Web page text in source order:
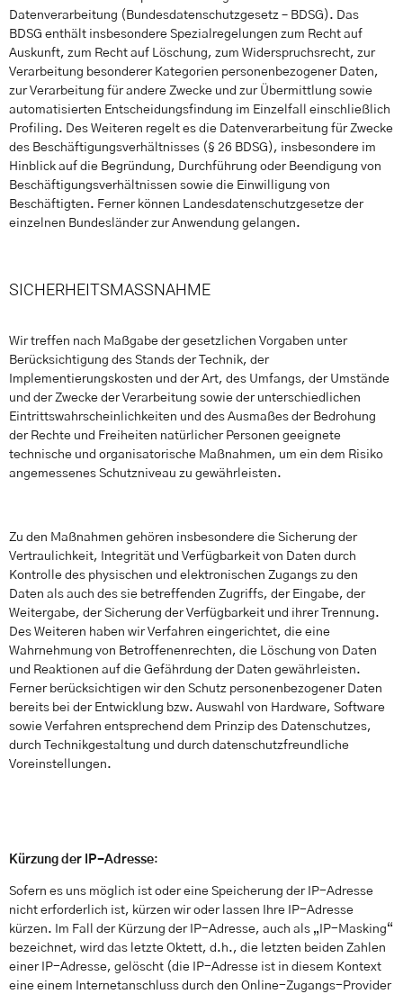
Datenverarbeitung (Bundesdatenschutzgesetz – BDSG). Das
BDSG enthält insbesondere Spezialregelungen zum Recht auf
Auskunft, zum Recht auf Löschung, zum Widerspruchsrecht, zur
Verarbeitung besonderer Kategorien personenbezogener Daten,
zur Verarbeitung für andere Zwecke und zur Übermittlung sowie
automatisierten Entscheidungsfindung im Einzelfall einschließlich
Profiling. Des Weiteren regelt es die Datenverarbeitung für Zwecke
des Beschäftigungsverhältnisses (§ 26 BDSG), insbesondere im
Hinblick auf die Begründung, Durchführung oder Beendigung von
Beschäftigungsverhältnissen sowie die Einwilligung von
Beschäftigten. Ferner können Landesdatenschutzgesetze der
einzelnen Bundesländer zur Anwendung gelangen.
SICHERHEITSMASSNAHME
Wir treffen nach Maßgabe der gesetzlichen Vorgaben unter
Berücksichtigung des Stands der Technik, der
Implementierungskosten und der Art, des Umfangs, der Umstände
und der Zwecke der Verarbeitung sowie der unterschiedlichen
Eintrittswahrscheinlichkeiten und des Ausmaßes der Bedrohung
der Rechte und Freiheiten natürlicher Personen geeignete
technische und organisatorische Maßnahmen, um ein dem Risiko
angemessenes Schutzniveau zu gewährleisten.
Zu den Maßnahmen gehören insbesondere die Sicherung der
Vertraulichkeit, Integrität und Verfügbarkeit von Daten durch
Kontrolle des physischen und elektronischen Zugangs zu den
Daten als auch des sie betreffenden Zugriffs, der Eingabe, der
Weitergabe, der Sicherung der Verfügbarkeit und ihrer Trennung.
Des Weiteren haben wir Verfahren eingerichtet, die eine
Wahrnehmung von Betroffenenrechten, die Löschung von Daten
und Reaktionen auf die Gefährdung der Daten gewährleisten.
Ferner berücksichtigen wir den Schutz personenbezogener Daten
bereits bei der Entwicklung bzw. Auswahl von Hardware, Software
sowie Verfahren entsprechend dem Prinzip des Datenschutzes,
durch Technikgestaltung und durch datenschutzfreundliche
Voreinstellungen.
Kürzung der IP-Adresse:
Sofern es uns möglich ist oder eine Speicherung der IP-Adresse
nicht erforderlich ist, kürzen wir oder lassen Ihre IP-Adresse
kürzen. Im Fall der Kürzung der IP-Adresse, auch als „IP-Masking“
bezeichnet, wird das letzte Oktett, d.h., die letzten beiden Zahlen
einer IP-Adresse, gelöscht (die IP-Adresse ist in diesem Kontext
eine einem Internetanschluss durch den Online-Zugangs-Provider